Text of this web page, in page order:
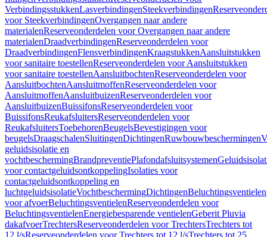
VerbindingsstukkenLasverbindingenSteekverbindingen
voor SteekverbindingenOvergangen naar andere
materialenReserveonderdelen voor Overgangen naar andere
materialenDraadverbindingenReserveonderdelen voor
DraadverbindingenFlensverbindingenKraagstukkenAansluitstukken
voor sanitaire toestellenReserveonderdelen voor Aansluitstukken
voor sanitaire toestellenAansluitbochtenReserveonderdelen voor
AansluitbochtenAansluitmoffenReserveonderdelen voor
AansluitmoffenAansluitbuizenReserveonderdelen voor
AansluitbuizenBuissifonsReserveonderdelen voor
BuissifonsReukafsluitersReserveonderdelen voor
ReukafsluitersToebehorenBeugelsBevestigingen voor
beugelsDraagschalenSluitingenDichtingenRuwbouwbeschermingen
geluidsisolatie en
vochtbeschermingBrandpreventiePlafondafsluitsystemen
voor contactgeluidsontkoppelingIsolaties voor
contactgeluidsontkoppeling en
luchtgeluidsisolatieVochtbeschermingDichtingenBeluchtingsventielen
voor afvoerBeluchtingsventielenReserveonderdelen voor
BeluchtingsventielenEnergiebesparende ventielenGeberit Pluvia
dakafvoerTrechtersReserveonderdelen voor TrechtersTrechters tot
12 l/sReserveonderdelen voor Trechters tot 12 l/sTrechters tot 25